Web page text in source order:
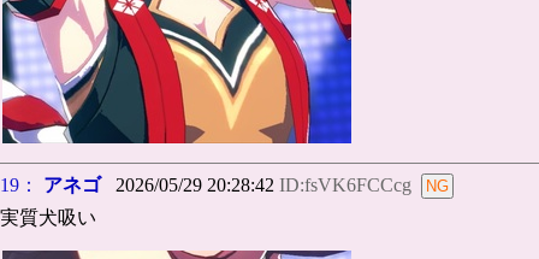
19： アネゴ2026/05/29 20:28:42 ID:fsVK6FCCcg
実質犬吸い